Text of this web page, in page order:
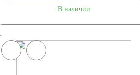
В наличии